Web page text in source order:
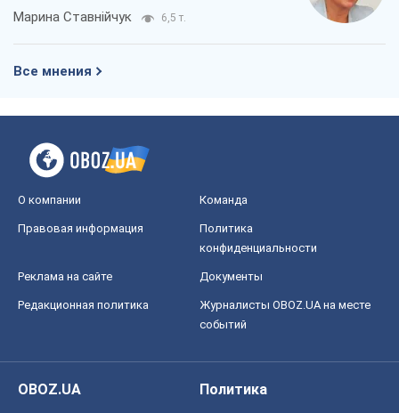
Марина Ставнійчук 6,5 т.
Все мнения
О компании Команда
Правовая информация
Политика
конфиденциальности
Реклама на сайте Документы
Редакционная политика
Журналисты OBOZ.UA на месте
событий
OBOZ.UA
Политика